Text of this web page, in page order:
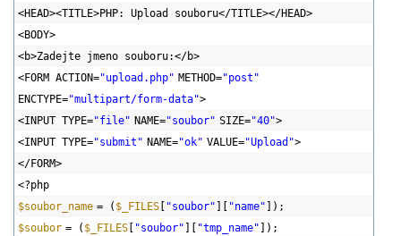
<HEAD><TITLE>PHP: Upload souboru</TITLE></HEAD>
<BODY>
<b>Zadejte jmeno souboru:</b>
<FORM ACTION="upload.php" METHOD="post"
ENCTYPE="multipart/form-data">
<INPUT TYPE="file" NAME="soubor" SIZE="40">
<INPUT TYPE="submit" NAME="ok" VALUE="Upload">
</FORM>
<?php
$soubor_name = ( $_FILES "soubor" "name" ]);
$soubor = ( $_FILES "soubor" "tmp_name" ]);